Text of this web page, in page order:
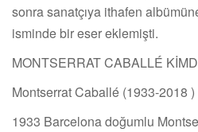
sonra sanatçıya ithafen
isminde bir eser eklemişti.
MONTSERRAT CABALLÉ
Montserrat Caballé (1933-2018 )
1933 Barcelona doğumlu